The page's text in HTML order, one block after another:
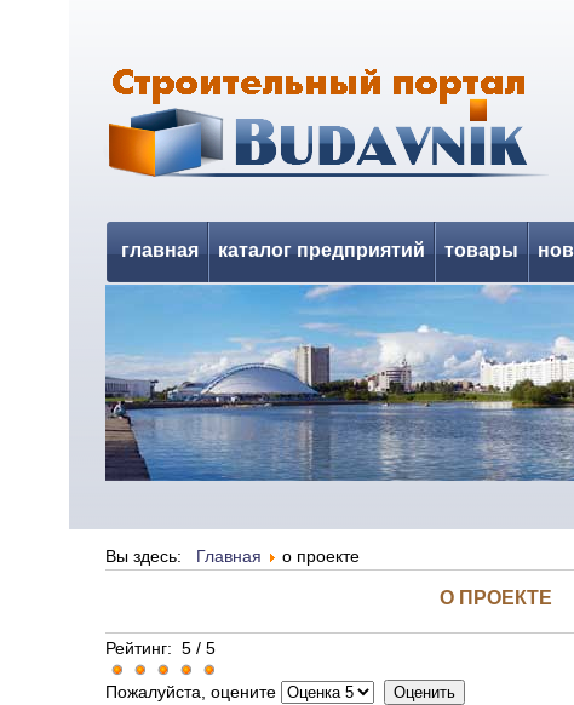
главная каталог предприятий товары
Вы здесь: Главная о проекте
О ПРОЕКТЕ
Рейтинг: 5 / 5
Пожалуйста, оцените